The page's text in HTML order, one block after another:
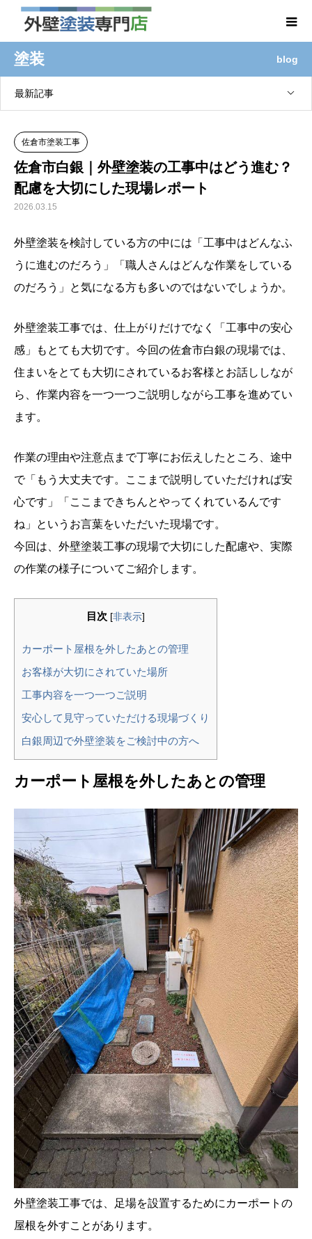
塗装 blog
最新記事
佐倉市塗装工事
佐倉市白銀｜外壁塗装の工事中はどう進む？
配慮を大切にした現場レポート
2026.03.15
外壁塗装を検討している方の中には「工事中はどんなふ
うに進むのだろう」「職人さんはどんな作業をしている
のだろう」と気になる方も多いのではないでしょうか。
外壁塗装工事では、仕上がりだけでなく「工事中の安心
感」もとても大切です。今回の佐倉市白銀の現場では、
住まいをとても大切にされているお客様とお話ししなが
ら、作業内容を一つ一つご説明しながら工事を進めてい
ます。
作業の理由や注意点まで丁寧にお伝えしたところ、途中
で「もう大丈夫です。ここまで説明していただければ安
心です」「ここまできちんとやってくれているんです
ね」というお言葉をいただいた現場です。
今回は、外壁塗装工事の現場で大切にした配慮や、実際
の作業の様子についてご紹介します。
目次 [非表示]
カーポート屋根を外したあとの管理
お客様が大切にされていた場所
工事内容を一つ一つご説明
安心して見守っていただける現場づくり
白銀周辺で外壁塗装をご検討中の方へ
カーポート屋根を外したあとの管理
外壁塗装工事では、足場を設置するためにカーポートの
屋根を外すことがあります。